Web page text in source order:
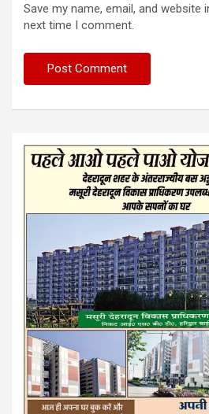
Save my name, email, and
next time I comment.